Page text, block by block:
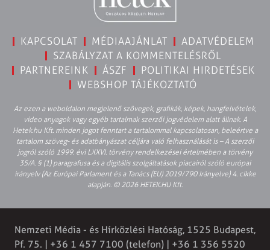
KAPCSOLAT MÉDIAAJÁNLAT
ADATVÉDELEM
SZABÁLYZAT A KOMMENTELÉSRŐL
PARTNEREINK
ÁSZF
POLITIKAI HIRDETÉSEK
WEBSHOP TÁJÉKOZTATÓ
Az ezen a weboldalon megjelenő szövegek, grafikák, képek, hangfelvételek,
video anyagok vagy egyéb tartalmak szerzői jogvédelem alatt állnak. A
Hetek.hu Kft. minden jogot fenntart a tartalommal kapcsolatosan, beleértve a
tartalom szöveg- és adatbányászat céljára való felhasználását is – A szerzői
jogról szóló 1999. évi LXXVI. törvény rendelkezései értelmében a törvény
35/A. § (1) paragrafusa és a digitális szolgáltatások piacairól szóló európai
irányelv (Az Európai Parlament és a Tanács (EU) 2019/790 Irányelve) 4. cikke
alapján. © 2026 HETEK.HU Kft.
Nemzeti Média - és Hírközlési Hatóság, 1525 Budapest,
Pf. 75. | +36 1 457 7100 (telefon) | +36 1 356 5520